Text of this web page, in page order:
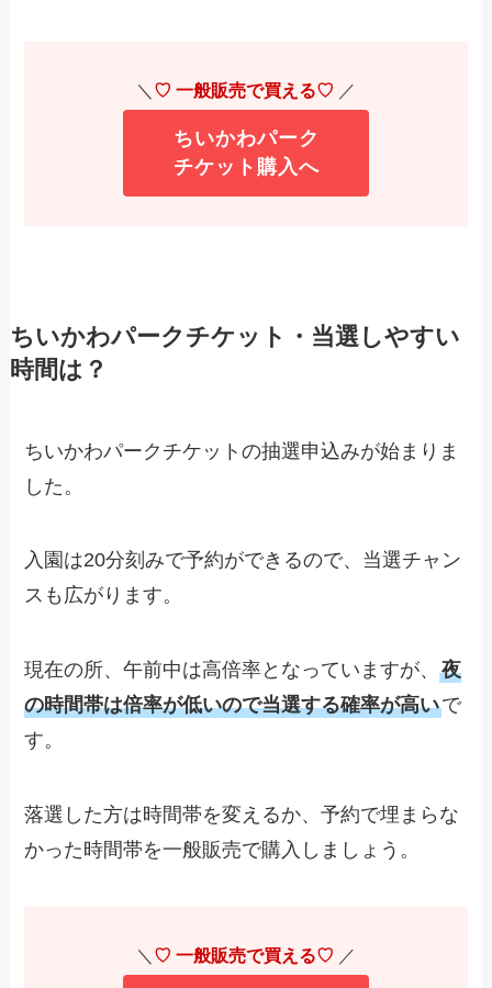
＼ ♡ 一般販売で買える♡ ／
ちいかわパーク
チケット購入へ
ちいかわパークチケット・当選しやすい
時間は？
ちいかわパークチケットの抽選申込みが始まりま
した。
入園は20分刻みで予約ができるので、当選チャン
スも広がります。
現在の所、午前中は高倍率となっていますが、夜
の時間帯は倍率が低いので当選する確率が高いで
す。
落選した方は時間帯を変えるか、予約で埋まらな
かった時間帯を一般販売で購入しましょう。
＼ ♡ 一般販売で買える♡ ／